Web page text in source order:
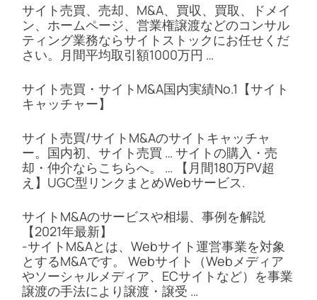
サイト売買、売却、M&A、買収、買取、ドメイ
ン、ホームページ、営業権譲渡などのコンサル
ティング業務ならサイトストックにお任せくだ
さい。月間平均取引額1000万円 …
サイト売買・サイトM&A国内実績No.1【サイト
キャッチャー】
サイト売買/サイトM&Aのサイトキャッチャ
ー。国内初、サイト売買 … サイトの購入・売
却・仲介ならこちらへ。 … 【月間180万PV超
え】UGC型リンクまとめWebサービス.
サイトM&Aのサービスや相場、事例を解説
【2021年最新】
-サイトM&Aとは、Webサイト運営事業を対象
とするM&Aです。 Webサイト（Webメディア
やソーシャルメディア、ECサイトなど）を事業
譲渡の手法により譲渡・譲受 …